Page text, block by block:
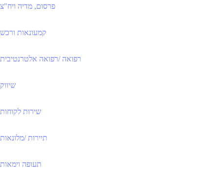
פרסום, מדיה ויח"צ
קמעונאות ורכש
רפואה /רפואה אלטרנטיבית
שיווק
שירות לקוחות
תיירות /מלונאות
תעופה וימאות